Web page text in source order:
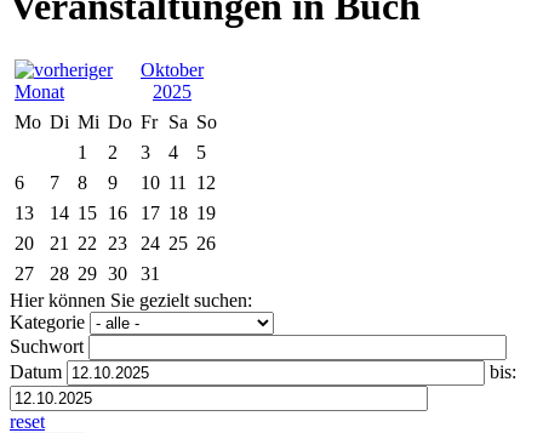
Oktober
2025
Mo Di Mi Do Fr Sa So
1
2 3 4
5
6
7 8 9 10 11
12
13
14 15 16 17 18 19
20
21 22 23 24 25 26
27
28 29 30
31
Hier können Sie gezielt suchen:
Kategorie
Suchwort
Datum
bis:
reset